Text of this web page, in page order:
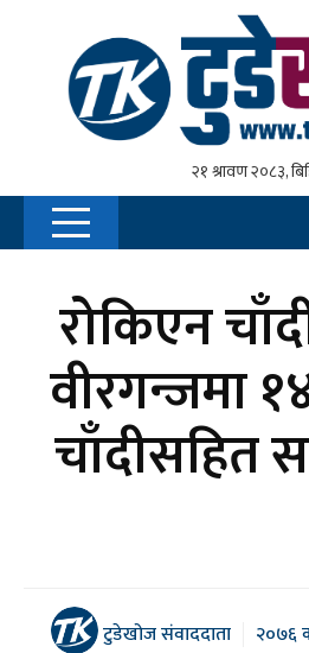
रोकिएन
वीरगन्जमा
चाँदीसहित
टुडेखोज संवाददाता २०७६